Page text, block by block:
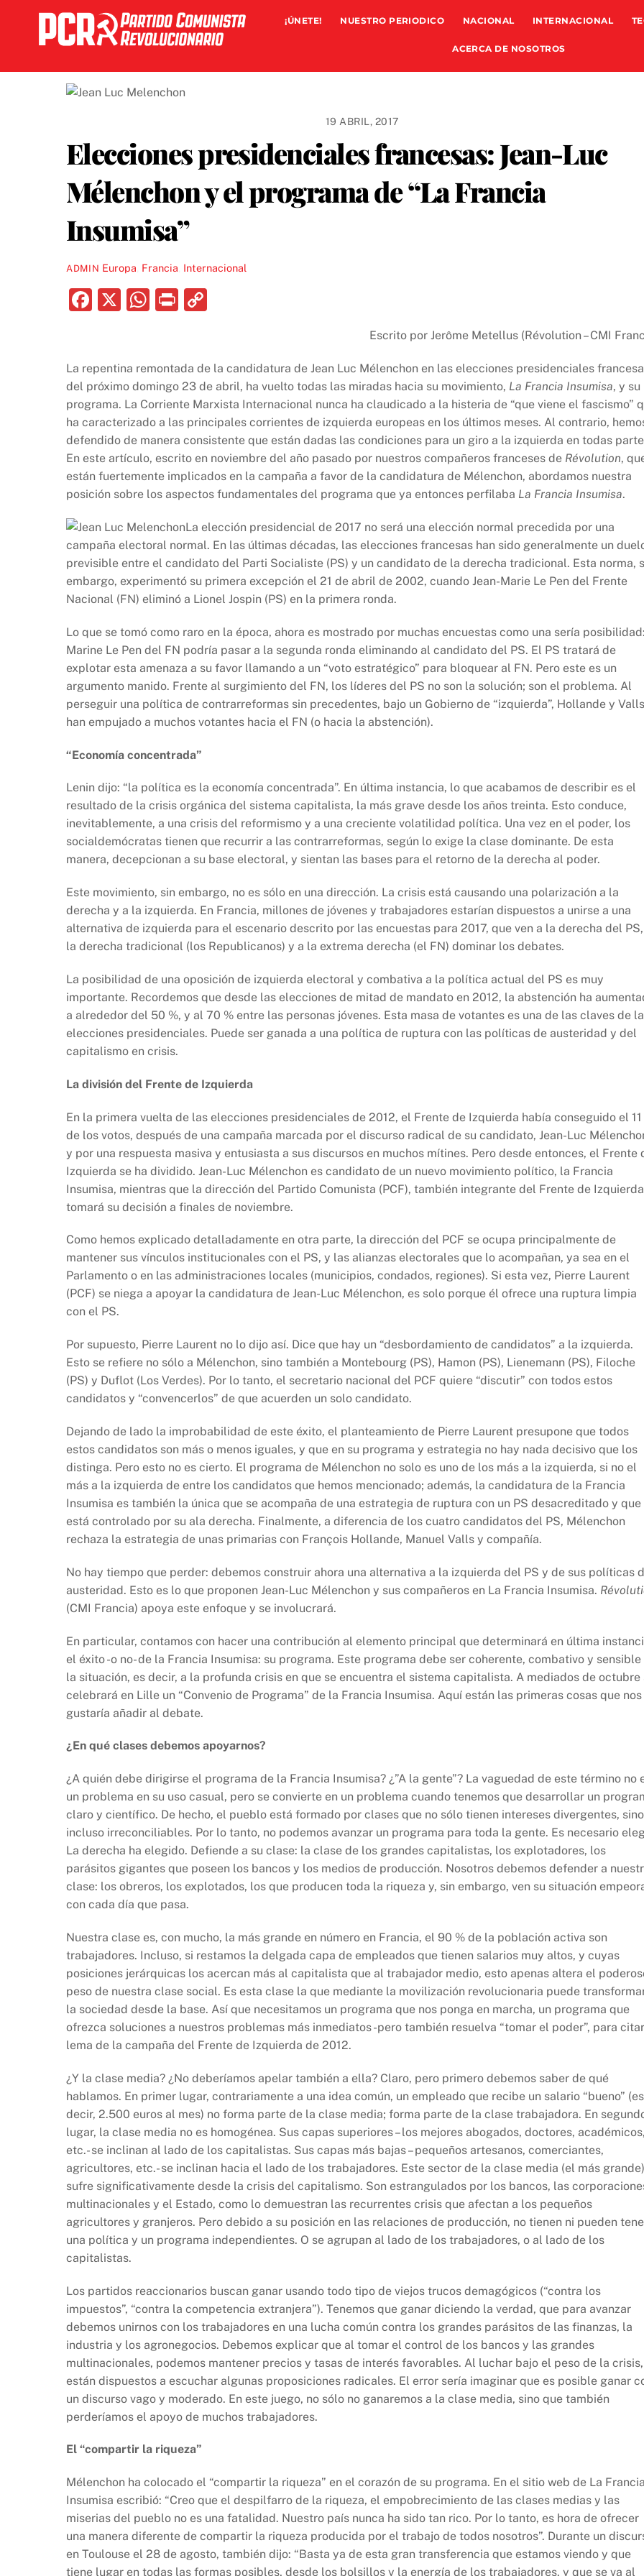
content
¡ÚNETE! NUESTRO PERIODICO NACIONAL INTERNACIONAL
ACERCA DE NOSOTROS
19 ABRIL, 2017
Elecciones presidenciales francesas: Jean-Luc
Mélenchon y el programa de “La Francia
Insumisa”
ADMIN Europa Francia Internacional
F
e
b
o
o
k
X
W
s
A
p
p
P
y
Li
n
k
Escrito por Jerôme Metellus (Révolution – CMI
La repentina remontada de la candidatura de Jean Luc Mélenchon en las elecciones presidenciales
del próximo domingo 23 de abril, ha vuelto todas las miradas hacia su movimiento, La Francia Insumisa, y su
programa. La Corriente Marxista Internacional nunca ha claudicado a la histeria de “que viene el fascismo”
ha caracterizado a las principales corrientes de izquierda europeas en los últimos meses. Al contrario,
defendido de manera consistente que están dadas las condiciones para un giro a la izquierda en todas
En este artículo, escrito en noviembre del año pasado por nuestros compañeros franceses de Révolution,
están fuertemente implicados en la campaña a favor de la candidatura de Mélenchon, abordamos nuestra
posición sobre los aspectos fundamentales del programa que ya entonces perfilaba La Francia Insumisa.
La elección presidencial de 2017 no será una elección normal precedida por una
campaña electoral normal. En las últimas décadas, las elecciones francesas han sido generalmente un
previsible entre el candidato del Parti Socialiste (PS) y un candidato de la derecha tradicional. Esta norma,
embargo, experimentó su primera excepción el 21 de abril de 2002, cuando Jean-Marie Le Pen del Frente
Nacional (FN) eliminó a Lionel Jospin (PS) en la primera ronda.
Lo que se tomó como raro en la época, ahora es mostrado por muchas encuestas como una sería
Marine Le Pen del FN podría pasar a la segunda ronda eliminando al candidato del PS. El PS tratará de
explotar esta amenaza a su favor llamando a un “voto estratégico” para bloquear al FN. Pero este es un
argumento manido. Frente al surgimiento del FN, los líderes del PS no son la solución; son el problema. Al
perseguir una política de contrarreformas sin precedentes, bajo un Gobierno de “izquierda”, Hollande y Valls
han empujado a muchos votantes hacia el FN (o hacia la abstención).
“Economía concentrada”
Lenin dijo: “la política es la economía concentrada”. En última instancia, lo que acabamos de describir es el
resultado de la crisis orgánica del sistema capitalista, la más grave desde los años treinta. Esto conduce,
inevitablemente, a una crisis del reformismo y a una creciente volatilidad política. Una vez en el poder, los
socialdemócratas tienen que recurrir a las contrarreformas, según lo exige la clase dominante. De esta
manera, decepcionan a su base electoral, y sientan las bases para el retorno de la derecha al poder.
Este movimiento, sin embargo, no es sólo en una dirección. La crisis está causando una polarización a la
derecha y a la izquierda. En Francia, millones de jóvenes y trabajadores estarían dispuestos a unirse a una
alternativa de izquierda para el escenario descrito por las encuestas para 2017, que ven a la derecha del
la derecha tradicional (los Republicanos) y a la extrema derecha (el FN) dominar los debates.
La posibilidad de una oposición de izquierda electoral y combativa a la política actual del PS es muy
importante. Recordemos que desde las elecciones de mitad de mandato en 2012, la abstención ha
a alrededor del 50 %, y al 70 % entre las personas jóvenes. Esta masa de votantes es una de las claves de
elecciones presidenciales. Puede ser ganada a una política de ruptura con las políticas de austeridad y del
capitalismo en crisis.
La división del Frente de Izquierda
En la primera vuelta de las elecciones presidenciales de 2012, el Frente de Izquierda había conseguido el 11
de los votos, después de una campaña marcada por el discurso radical de su candidato, Jean-Luc
y por una respuesta masiva y entusiasta a sus discursos en muchos mítines. Pero desde entonces, el Frente
Izquierda se ha dividido. Jean-Luc Mélenchon es candidato de un nuevo movimiento político, la Francia
Insumisa, mientras que la dirección del Partido Comunista (PCF), también integrante del Frente de
tomará su decisión a finales de noviembre.
Como hemos explicado detalladamente en otra parte, la dirección del PCF se ocupa principalmente de
mantener sus vínculos institucionales con el PS, y las alianzas electorales que lo acompañan, ya sea en el
Parlamento o en las administraciones locales (municipios, condados, regiones). Si esta vez, Pierre Laurent
(PCF) se niega a apoyar la candidatura de Jean-Luc Mélenchon, es solo porque él ofrece una ruptura limpia
con el PS.
Por supuesto, Pierre Laurent no lo dijo así. Dice que hay un “desbordamiento de candidatos” a la izquierda.
Esto se refiere no sólo a Mélenchon, sino también a Montebourg (PS), Hamon (PS), Lienemann (PS), Filoche
(PS) y Duflot (Los Verdes). Por lo tanto, el secretario nacional del PCF quiere “discutir” con todos estos
candidatos y “convencerlos” de que acuerden un solo candidato.
Dejando de lado la improbabilidad de este éxito, el planteamiento de Pierre Laurent presupone que todos
estos candidatos son más o menos iguales, y que en su programa y estrategia no hay nada decisivo que los
distinga. Pero esto no es cierto. El programa de Mélenchon no solo es uno de los más a la izquierda, si no el
más a la izquierda de entre los candidatos que hemos mencionado; además, la candidatura de la Francia
Insumisa es también la única que se acompaña de una estrategia de ruptura con un PS desacreditado y que
está controlado por su ala derecha. Finalmente, a diferencia de los cuatro candidatos del PS, Mélenchon
rechaza la estrategia de unas primarias con François Hollande, Manuel Valls y compañía.
No hay tiempo que perder: debemos construir ahora una alternativa a la izquierda del PS y de sus políticas
austeridad. Esto es lo que proponen Jean-Luc Mélenchon y sus compañeros en La Francia Insumisa.
(CMI Francia) apoya este enfoque y se involucrará.
En particular, contamos con hacer una contribución al elemento principal que determinará en última
el éxito -o no- de la Francia Insumisa: su programa. Este programa debe ser coherente, combativo y sensible
la situación, es decir, a la profunda crisis en que se encuentra el sistema capitalista. A mediados de octubre
celebrará en Lille un “Convenio de Programa” de la Francia Insumisa. Aquí están las primeras cosas que nos
gustaría añadir al debate.
¿En qué clases debemos apoyarnos?
¿A quién debe dirigirse el programa de la Francia Insumisa? ¿”A la gente”? La vaguedad de este término no
un problema en su uso casual, pero se convierte en un problema cuando tenemos que desarrollar un
claro y científico. De hecho, el pueblo está formado por clases que no sólo tienen intereses divergentes, sino
incluso irreconciliables. Por lo tanto, no podemos avanzar un programa para toda la gente. Es necesario
La derecha ha elegido. Defiende a su clase: la clase de los grandes capitalistas, los explotadores, los
parásitos gigantes que poseen los bancos y los medios de producción. Nosotros debemos defender a
clase: los obreros, los explotados, los que producen toda la riqueza y, sin embargo, ven su situación
con cada día que pasa.
Nuestra clase es, con mucho, la más grande en número en Francia, el 90 % de la población activa son
trabajadores. Incluso, si restamos la delgada capa de empleados que tienen salarios muy altos, y cuyas
posiciones jerárquicas los acercan más al capitalista que al trabajador medio, esto apenas altera el
peso de nuestra clase social. Es esta clase la que mediante la movilización revolucionaria puede
la sociedad desde la base. Así que necesitamos un programa que nos ponga en marcha, un programa que
ofrezca soluciones a nuestros problemas más inmediatos -pero también resuelva “tomar el poder”, para
lema de la campaña del Frente de Izquierda de 2012.
¿Y la clase media? ¿No deberíamos apelar también a ella? Claro, pero primero debemos saber de qué
hablamos. En primer lugar, contrariamente a una idea común, un empleado que recibe un salario “bueno” (es
decir, 2.500 euros al mes) no forma parte de la clase media; forma parte de la clase trabajadora. En
lugar, la clase media no es homogénea. Sus capas superiores – los mejores abogados, doctores,
etc.- se inclinan al lado de los capitalistas. Sus capas más bajas – pequeños artesanos, comerciantes,
agricultores, etc.- se inclinan hacia el lado de los trabajadores. Este sector de la clase media (el más grande)
sufre significativamente desde la crisis del capitalismo. Son estrangulados por los bancos, las
multinacionales y el Estado, como lo demuestran las recurrentes crisis que afectan a los pequeños
agricultores y granjeros. Pero debido a su posición en las relaciones de producción, no tienen ni pueden
una política y un programa independientes. O se agrupan al lado de los trabajadores, o al lado de los
capitalistas.
Los partidos reaccionarios buscan ganar usando todo tipo de viejos trucos demagógicos (“contra los
impuestos”, “contra la competencia extranjera”). Tenemos que ganar diciendo la verdad, que para avanzar
debemos unirnos con los trabajadores en una lucha común contra los grandes parásitos de las finanzas, la
industria y los agronegocios. Debemos explicar que al tomar el control de los bancos y las grandes
multinacionales, podemos mantener precios y tasas de interés favorables. Al luchar bajo el peso de la crisis,
están dispuestos a escuchar algunas proposiciones radicales. El error sería imaginar que es posible ganar
un discurso vago y moderado. En este juego, no sólo no ganaremos a la clase media, sino que también
perderíamos el apoyo de muchos trabajadores.
El “compartir la riqueza”
Mélenchon ha colocado el “compartir la riqueza” en el corazón de su programa. En el sitio web de La
Insumisa escribió: “Creo que el despilfarro de la riqueza, el empobrecimiento de las clases medias y las
miserias del pueblo no es una fatalidad. Nuestro país nunca ha sido tan rico. Por lo tanto, es hora de ofrecer
una manera diferente de compartir la riqueza producida por el trabajo de todos nosotros”. Durante un
en Toulouse el 28 de agosto, también dijo: “Basta ya de esta gran transferencia que estamos viendo y que
tiene lugar en todas las formas posibles, desde los bolsillos y la energía de los trabajadores, y que se va al